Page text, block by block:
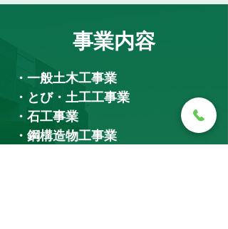
事業内容
・一般土木工事業
・とび・土工工事業
・石工事業
・鋼構造物工事業